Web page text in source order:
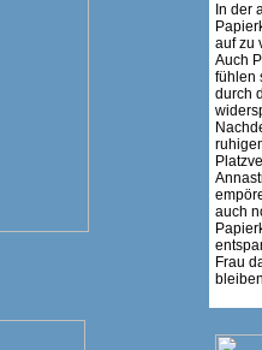
In der
auf zu
Auch
fühlen
durch
auch
Frau